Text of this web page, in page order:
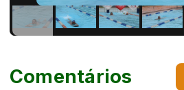
Comentários